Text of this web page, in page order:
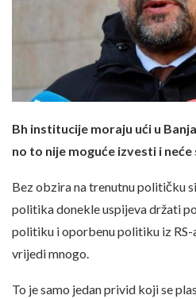
Bh institucije moraju ući u
no to nije moguće izvesti i
Bez obzira na trenutnu političku
politika donekle uspijeva držati
politiku i oporbenu politiku iz RS-
vrijedi mnogo.
To je samo jedan privid koji se